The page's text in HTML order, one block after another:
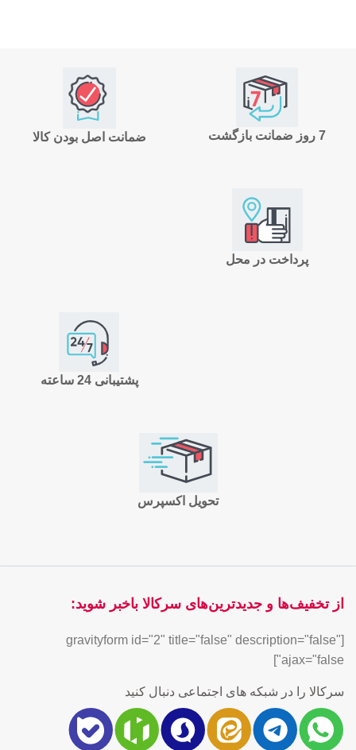
ضمانت اصل بودن کالا 7 روز ضمانت بازگشت
پرداخت در محل
پشتیبانی 24 ساعته
تحویل اکسپرس
از تخفیف‌ها و جدیدترین‌های سرکالا باخبر شوید:
[gravityform id="2" title="false" description="false"
ajax="false"]
سرکالا را در شبکه های اجتماعی دنبال کنید